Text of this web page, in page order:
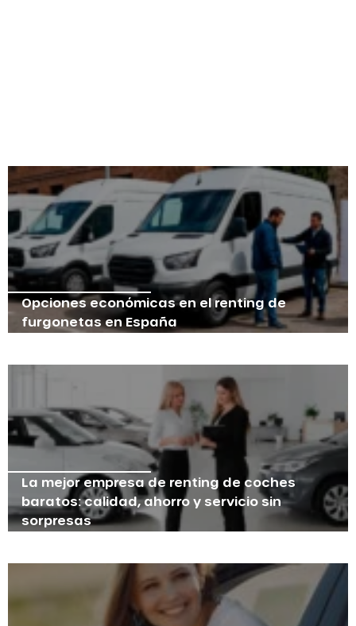
Opciones económicas en el renting de
furgonetas en España
La mejor empresa de renting de coches
baratos: calidad, ahorro y servicio sin
sorpresas